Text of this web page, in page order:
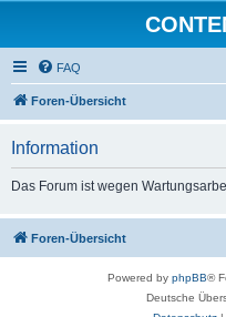
FAQ
Foren-Übersicht
Information
Das Forum ist wegen
Foren-Übersicht
Powered by phpBB®
Deutsche